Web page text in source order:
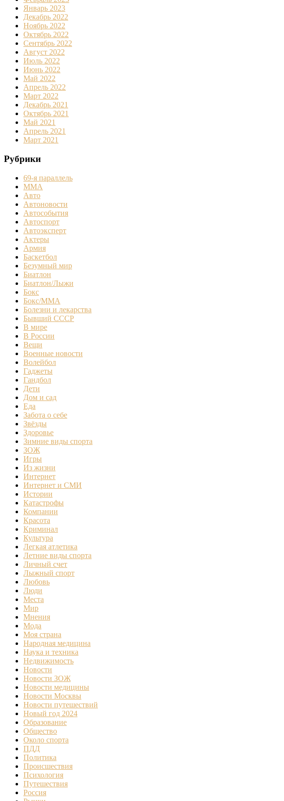
Январь 2023
Декабрь 2022
Ноябрь 2022
Октябрь 2022
Сентябрь 2022
Август 2022
Июль 2022
Июнь 2022
Май 2022
Апрель 2022
Март 2022
Декабрь 2021
Октябрь 2021
Май 2021
Апрель 2021
Март 2021
Рубрики
69-я параллель
MMA
Авто
Автоновости
Автособытия
Автоспорт
Автоэксперт
Актеры
Армия
Баскетбол
Безумный мир
Биатлон
Биатлон/Лыжи
Бокс
Бокс/MMA
Болезни и лекарства
Бывший СССР
В мире
В России
Вещи
Военные новости
Волейбол
Гаджеты
Гандбол
Дети
Дом и сад
Еда
Забота о себе
Звёзды
Здоровье
Зимние виды спорта
ЗОЖ
Игры
Из жизни
Интернет
Интернет и СМИ
Истории
Катастрофы
Компании
Красота
Криминал
Культура
Легкая атлетика
Летние виды спорта
Личный счет
Лыжный спорт
Любовь
Люди
Места
Мир
Мнения
Мода
Моя страна
Народная медицина
Наука и техника
Недвижимость
Новости
Новости ЗОЖ
Новости медицины
Новости Москвы
Новости путешествий
Новый год 2024
Образование
Общество
Около спорта
ПДД
Политика
Происшествия
Психология
Путешествия
Россия